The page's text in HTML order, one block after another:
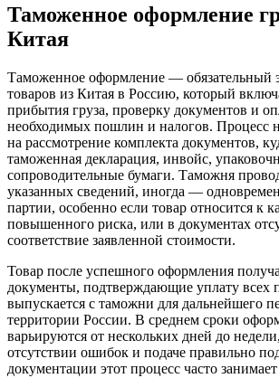
Таможенное оформление
Китая
Таможенное оформление — обязательный
товаров из Китая в Россию, который
прибытия груза, проверку документов и
необходимых пошлин и налогов. Процесс
на рассмотрение комплекта документов,
таможенная декларация, инвойс,
сопроводительные бумаги. Таможня
указанных сведений, иногда —
партии, особенно если товар относится к
повышенного риска, или в документах
соответствие заявленной стоимости.
Товар после успешного оформления
документы, подтверждающие уплату всех
выпускается с таможни для дальнейшего
территории России. В среднем сроки
варьируются от нескольких дней до
отсутствии ошибок и подаче правильно
документации этот процесс часто